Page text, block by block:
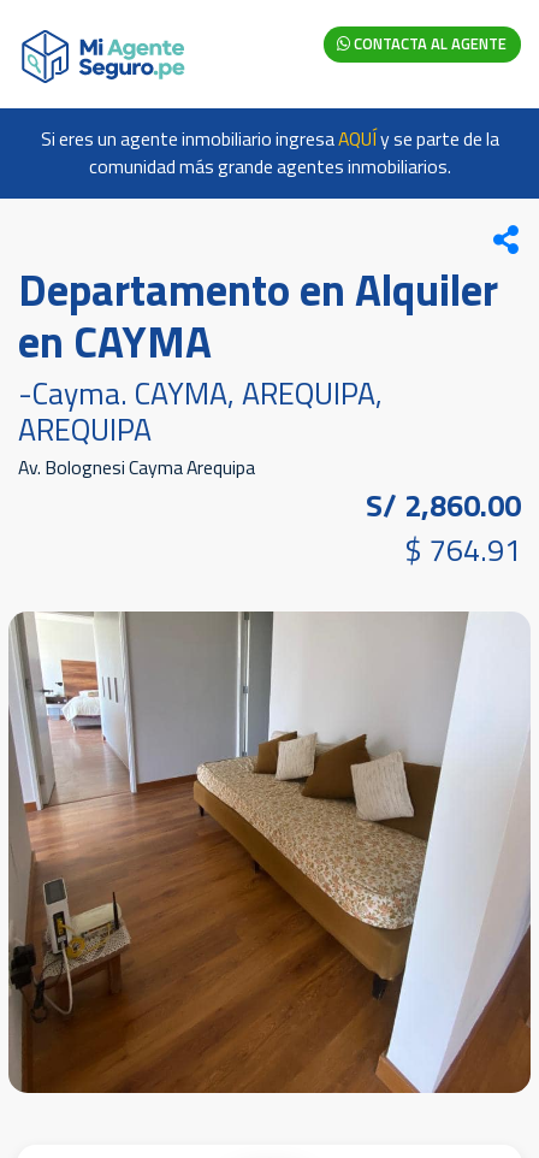
CONTACTA AL AGENTE
Si eres un agente inmobiliario ingresaAQUÍy se parte de la
comunidad más grande agentes inmobiliarios.
Departamento en Alquiler
en CAYMA
-Cayma. CAYMA, AREQUIPA,
AREQUIPA
Av. Bolognesi Cayma Arequipa
S/ 2,860.00
$ 764.91